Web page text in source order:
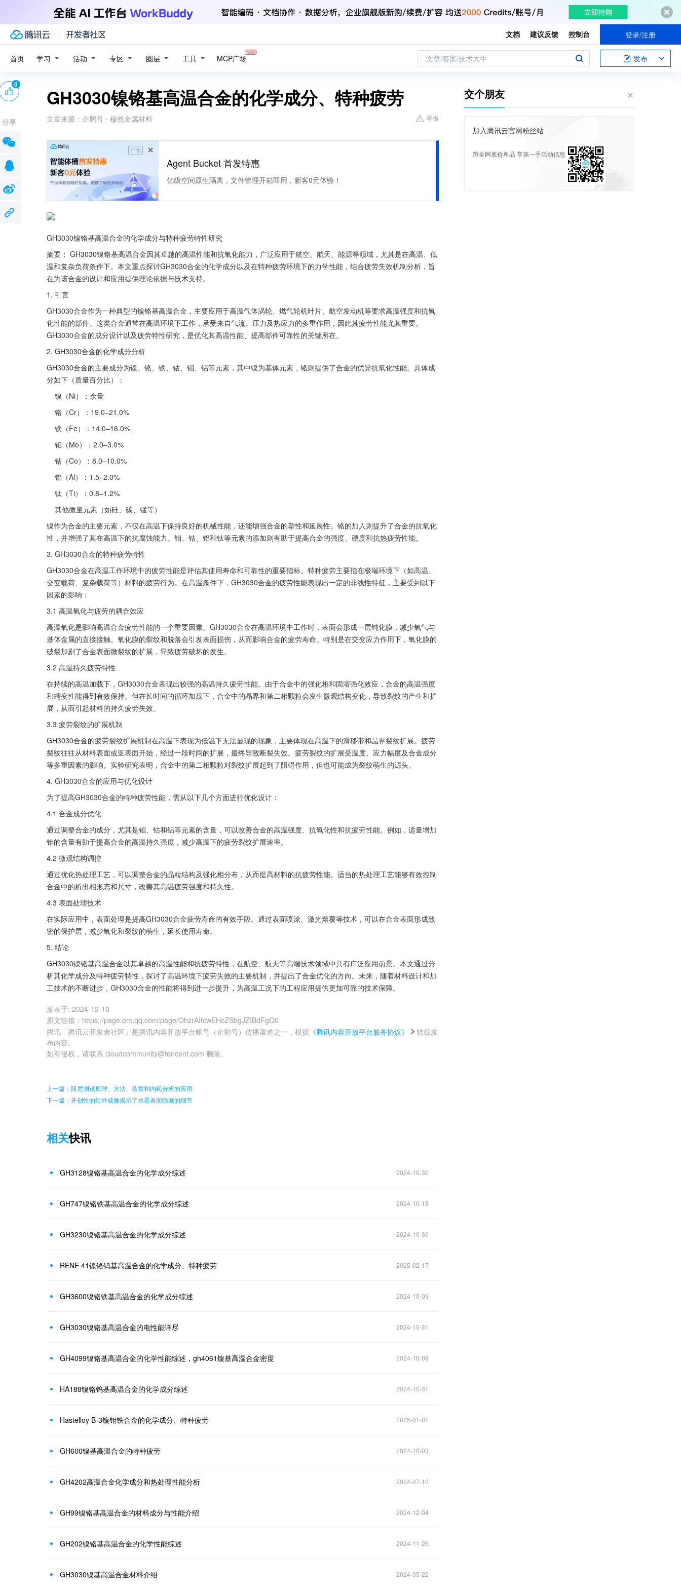
文档 建议反馈 控制台 登录/注册
首页 学习 活动 专区 圈层 工具 MCP广场 文章/答案/技术大牛 发布
GH3030镍铬基高温合金的化学成分、特种疲劳
文章来源： 企鹅号 - 穆然金属材料 举报
广告
Agent Bucket 首发特惠
亿级空间原生隔离，文件管理开箱即用，新客0元体验！
GH3030镍铬基高温合金的化学成分与特种疲劳特性研究
摘要： GH3030镍铬基高温合金因其卓越的高温性能和抗氧化能力，广泛应用于航空、航天、能源等领域，尤其是在高温、低
温和复杂负荷条件下。本文重点探讨GH3030合金的化学成分以及在特种疲劳环境下的力学性能，结合疲劳失效机制分析，旨
在为该合金的设计和应用提供理论依据与技术支持。
1. 引言
GH3030合金作为一种典型的镍铬基高温合金，主要应用于高温气体涡轮、燃气轮机叶片、航空发动机等要求高温强度和抗氧
化性能的部件。这类合金通常在高温环境下工作，承受来自气流、压力及热应力的多重作用，因此其疲劳性能尤其重要。
GH3030合金的成分设计以及疲劳特性研究，是优化其高温性能、提高部件可靠性的关键所在。
2. GH3030合金的化学成分分析
GH3030合金的主要成分为镍、铬、铁、钴、钼、铝等元素，其中镍为基体元素，铬则提供了合金的优异抗氧化性能。具体成
分如下（质量百分比）：
    镍（Ni）：余量
    铬（Cr）：19.0–21.0%
    铁（Fe）：14.0–16.0%
    钼（Mo）：2.0–3.0%
    钴（Co）：8.0–10.0%
    铝（Al）：1.5–2.0%
    钛（Ti）：0.8–1.2%
    其他微量元素（如硅、碳、锰等）
镍作为合金的主要元素，不仅在高温下保持良好的机械性能，还能增强合金的塑性和延展性。铬的加入则提升了合金的抗氧化
性，并增强了其在高温下的抗腐蚀能力。钼、钴、铝和钛等元素的添加则有助于提高合金的强度、硬度和抗热疲劳性能。
3. GH3030合金的特种疲劳特性
GH3030合金在高温工作环境中的疲劳性能是评估其使用寿命和可靠性的重要指标。特种疲劳主要指在极端环境下（如高温、
交变载荷、复杂载荷等）材料的疲劳行为。在高温条件下，GH3030合金的疲劳性能表现出一定的非线性特征，主要受到以下
因素的影响：
3.1 高温氧化与疲劳的耦合效应
高温氧化是影响高温合金疲劳性能的一个重要因素。GH3030合金在高温环境中工作时，表面会形成一层钝化膜，减少氧气与
基体金属的直接接触。氧化膜的裂纹和脱落会引发表面损伤，从而影响合金的疲劳寿命。特别是在交变应力作用下，氧化膜的
破裂加剧了合金表面微裂纹的扩展，导致疲劳破坏的发生。
3.2 高温持久疲劳特性
在持续的高温加载下，GH3030合金表现出较强的高温持久疲劳性能。由于合金中的强化相和固溶强化效应，合金的高温强度
和蠕变性能得到有效保持。但在长时间的循环加载下，合金中的晶界和第二相颗粒会发生微观结构变化，导致裂纹的产生和扩
展，从而引起材料的持久疲劳失效。
3.3 疲劳裂纹的扩展机制
GH3030合金的疲劳裂纹扩展机制在高温下表现为低温下无法显现的现象，主要体现在高温下的滑移带和晶界裂纹扩展。疲劳
裂纹往往从材料表面或亚表面开始，经过一段时间的扩展，最终导致断裂失效。疲劳裂纹的扩展受温度、应力幅度及合金成分
等多重因素的影响。实验研究表明，合金中的第二相颗粒对裂纹扩展起到了阻碍作用，但也可能成为裂纹萌生的源头。
4. GH3030合金的应用与优化设计
为了提高GH3030合金的特种疲劳性能，需从以下几个方面进行优化设计：
4.1 合金成分优化
通过调整合金的成分，尤其是钼、钴和铝等元素的含量，可以改善合金的高温强度、抗氧化性和抗疲劳性能。例如，适量增加
钼的含量有助于提高合金的高温持久强度，减少高温下的疲劳裂纹扩展速率。
4.2 微观结构调控
通过优化热处理工艺，可以调整合金的晶粒结构及强化相分布，从而提高材料的抗疲劳性能。适当的热处理工艺能够有效控制
合金中的析出相形态和尺寸，改善其高温疲劳强度和持久性。
4.3 表面处理技术
在实际应用中，表面处理是提高GH3030合金疲劳寿命的有效手段。通过表面喷涂、激光熔覆等技术，可以在合金表面形成致
密的保护层，减少氧化和裂纹的萌生，延长使用寿命。
5. 结论
GH3030镍铬基高温合金以其卓越的高温性能和抗疲劳特性，在航空、航天等高端技术领域中具有广泛应用前景。本文通过分
析其化学成分及特种疲劳特性，探讨了高温环境下疲劳失效的主要机制，并提出了合金优化的方向。未来，随着材料设计和加
工技术的不断进步，GH3030合金的性能将得到进一步提升，为高温工况下的工程应用提供更加可靠的技术保障。
发表于: 2024-12-10
原文链接 ： https://page.om.qq.com/page/OhzrAIfcwEHcZSbgJZIBdFgQ0
腾讯「腾讯云开发者社区」是腾讯内容开放平台帐号（企鹅号）传播渠道之一，根据 《腾讯内容开放平台服务协议》
转载发
布内容。
如有侵权，请联系 cloudcommunity@tencent.com 删除。
0
分享
上一篇：阻尼测试原理、方法、装置和内耗分析的应用
下一篇：开创性的红外成像揭示了水星表面隐藏的细节
相关快讯
GH3128镍铬基高温合金的化学成分综述 2024-10-30
GH747镍铬铁基高温合金的化学成分综述 2024-10-19
GH3230镍铬基高温合金的化学成分综述 2024-10-30
RENE 41镍铬钨基高温合金的化学成分、特种疲劳 2025-02-17
GH3600镍铬铁基高温合金的化学成分综述 2024-10-09
GH3030镍铬基高温合金的电性能详尽 2024-10-31
GH4099镍铬基高温合金的化学性能综述，gh4061镍基高温合金密度 2024-10-08
HA188镍铬钨基高温合金的化学成分综述 2024-10-31
Hastelloy B-3镍钼铁合金的化学成分、特种疲劳 2025-01-01
GH600镍基高温合金的特种疲劳 2024-10-03
GH4202高温合金化学成分和热处理性能分析 2024-07-10
GH99镍铬基高温合金的材料成分与性能介绍 2024-12-04
GH202镍铬基高温合金的化学性能综述 2024-11-26
​GH3030镍基高温合金材料介绍 2024-05-22
交个朋友
加入腾讯云官网粉丝站
蹲全网底价单品 享第一手活动信息